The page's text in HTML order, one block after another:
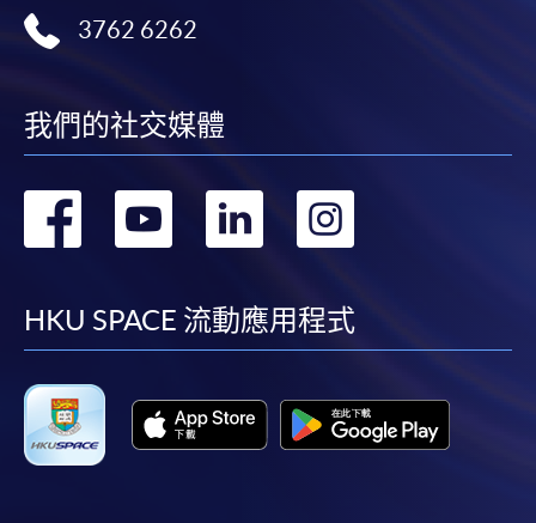
免責聲明
本學院為學院開設的其中一些課程提供在線服務的平台。雖然
本學院會力求在有關網頁上刊載的資訊正確和合時，但本學院
會保證下列各項：資訊並無侵犯版權，資訊可安全使用、資訊
準確、資訊適合任何目的、資訊不含電腦病毒等。
因所導致的任何損失，一概不負責；上述原因包括：（1）由
付款銀行或獨立商戶因為付款的網關在處理付款的信用卡、付
款卡、智能卡或其他付款的設施時出現任何信息或資訊傳送的
失誤、延誤、中斷、中止、或限制（2）從付款的網關傳送而
來的任何信息或資訊中出現的疏忽、錯誤、誤差或遺漏；
3762 6262
我們的社交媒體
轉
facebook
轉
youtube
轉
linkedin
轉
HKU SPACE 流動應用程式